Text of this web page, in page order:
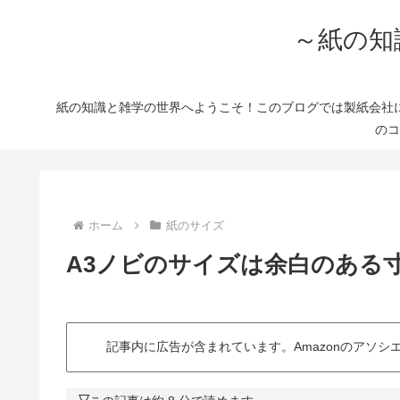
～紙の
紙の知識と雑学の世界へようこそ！このブログでは製紙会
の
ホーム 紙のサイズ
A3ノビのサイズは余白のある
記事内に広告が含まれています。Amazonのアソシ